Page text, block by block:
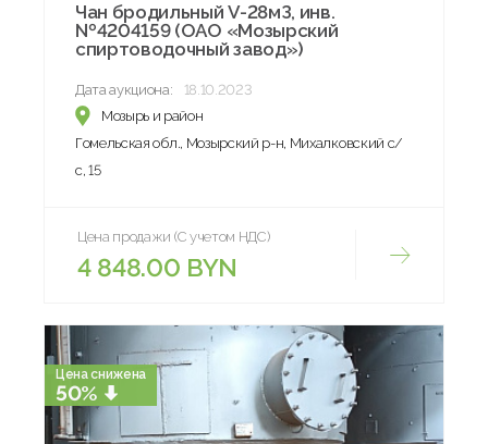
Чан бродильный V-28мЗ, инв.
№4204159 (ОАО «Мозырский
спиртоводочный завод»)
Дата аукциона:
18.10.2023
Мозырь и район
Гомельская обл., Мозырский р-н, Михалковский с/
с, 15
Цена продажи (С учетом НДС)
4 848.00 BYN
Цена снижена
50%